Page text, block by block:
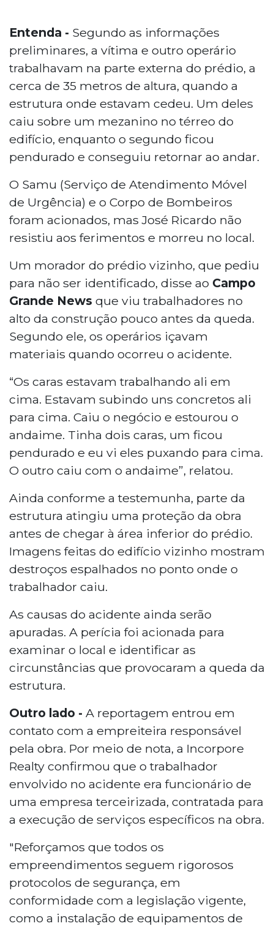
Entenda - Segundo as informações
preliminares, a vítima e outro operário
trabalhavam na parte externa do prédio, a
cerca de 35 metros de altura, quando a
estrutura onde estavam cedeu. Um deles
caiu sobre um mezanino no térreo do
edifício, enquanto o segundo ficou
pendurado e conseguiu retornar ao andar.
O Samu (Serviço de Atendimento Móvel
de Urgência) e o Corpo de Bombeiros
foram acionados, mas José Ricardo não
resistiu aos ferimentos e morreu no local.
Um morador do prédio vizinho, que pediu
para não ser identificado, disse ao Campo
Grande News que viu trabalhadores no
alto da construção pouco antes da queda.
Segundo ele, os operários içavam
materiais quando ocorreu o acidente.
“Os caras estavam trabalhando ali em
cima. Estavam subindo uns concretos ali
para cima. Caiu o negócio e estourou o
andaime. Tinha dois caras, um ficou
pendurado e eu vi eles puxando para cima.
O outro caiu com o andaime”, relatou.
Ainda conforme a testemunha, parte da
estrutura atingiu uma proteção da obra
antes de chegar à área inferior do prédio.
Imagens feitas do edifício vizinho mostram
destroços espalhados no ponto onde o
trabalhador caiu.
As causas do acidente ainda serão
apuradas. A perícia foi acionada para
examinar o local e identificar as
circunstâncias que provocaram a queda da
estrutura.
Outro lado - A reportagem entrou em
contato com a empreiteira responsável
pela obra. Por meio de nota, a Incorpore
Realty confirmou que o trabalhador
envolvido no acidente era funcionário de
uma empresa terceirizada, contratada para
a execução de serviços específicos na obra.
"Reforçamos que todos os
empreendimentos seguem rigorosos
protocolos de segurança, em
conformidade com a legislação vigente,
como a instalação de equipamentos de